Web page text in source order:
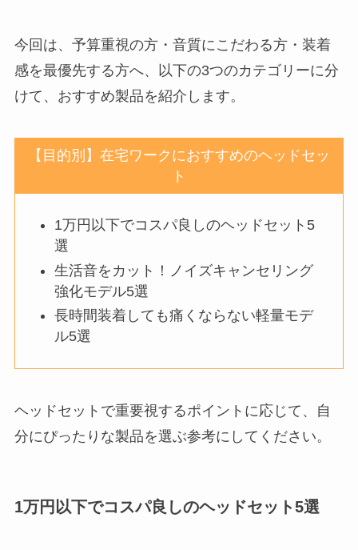
今回は、予算重視の方・音質にこだわる方・装着
感を最優先する方へ、以下の3つのカテゴリーに分
けて、おすすめ製品を紹介します。
【目的別】在宅ワークにおすすめのヘッドセッ
ト
1万円以下でコスパ良しのヘッドセット5
選
生活音をカット！ノイズキャンセリング
強化モデル5選
長時間装着しても痛くならない軽量モデ
ル5選
ヘッドセットで重要視するポイントに応じて、自
分にぴったりな製品を選ぶ参考にしてください。
1万円以下でコスパ良しのヘッドセット5選